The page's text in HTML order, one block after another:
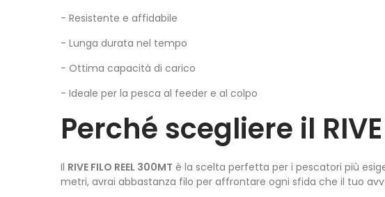
- Resistente e affidabile
- Lunga durata nel tempo
- Ottima capacità di carico
- Ideale per la pesca al feeder e al colpo
Perché scegliere il RIVE
Il RIVE FILO REEL 300MT è la scelta perfetta per i pescatori più
metri, avrai abbastanza filo per affrontare ogni sfida che il tuo